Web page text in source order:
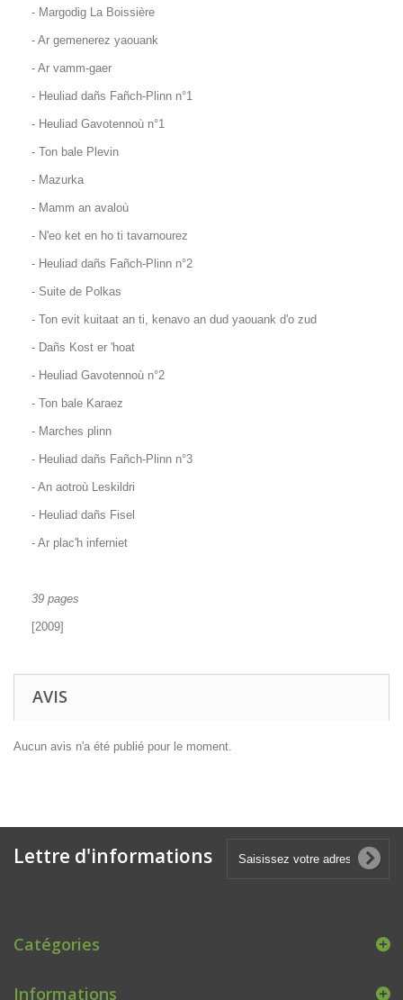
- Margodig La Boissière
- Ar gemenerez yaouank
- Ar vamm-gaer
- Heuliad dañs Fañch-Plinn n°1
- Heuliad Gavotennoù n°1
- Ton bale Plevin
- Mazurka
- Mamm an avaloù
- N'eo ket en ho ti tavarnourez
- Heuliad dañs Fañch-Plinn n°2
- Suite de Polkas
- Ton evit kuitaat an ti, kenavo an dud yaouank d'o zud
- Dañs Kost er 'hoat
- Heuliad Gavotennoù n°2
- Ton bale Karaez
- Marches plinn
- Heuliad dañs Fañch-Plinn n°3
- An aotroù Leskildri
- Heuliad dañs Fisel
- Ar plac'h inferniet
39 pages
[2009]
AVIS
Aucun avis n'a été publié pour le moment.
Lettre d'informations
Catégories
Informations